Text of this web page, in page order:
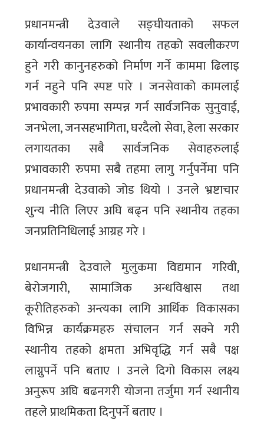
प्रधानमन्त्री देउवाले सङ्घीयताको सफल
कार्यान्वयनका लागि स्थानीय तहको सवलीकरण
हुने गरी कानुनहरुको निर्माण गर्ने काममा ढिलाइ
गर्न नहुने पनि स्पष्ट पारे । जनसेवाको कामलाई
प्रभावकारी रुपमा सम्पन्न गर्न सार्वजनिक सुनुवाई,
जनभेला, जनसहभागिता, घरदैलो सेवा, हेला सरकार
लगायतका सबै सार्वजनिक सेवाहरुलाई
प्रभावकारी रुपमा सबै तहमा लागु गर्नुपर्नेमा पनि
प्रधानमन्त्री देउवाको जोड थियो । उनले भ्रष्टाचार
शुन्य नीति लिएर अघि बढ्न पनि स्थानीय तहका
जनप्रतिनिधिलाई आग्रह गरे ।
प्रधानमन्त्री देउवाले मुलुकमा विद्यमान गरिवी,
बेरोजगारी, सामाजिक अन्धविश्वास तथा
कूरीतिहरुको अन्त्यका लागि आर्थिक विकासका
विभिन्न कार्यक्रमहरु संचालन गर्न सक्ने गरी
स्थानीय तहको क्षमता अभिवृद्धि गर्न सबै पक्ष
लाग्नुपर्ने पनि बताए । उनले दिगो विकास लक्ष्य
अनुरूप अघि बढनगरी योजना तर्जुमा गर्न स्थानीय
तहले प्राथमिकता दिनुपर्ने बताए ।